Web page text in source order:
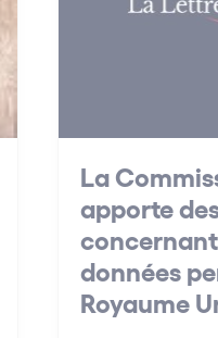
La
apporte
données
Royaume